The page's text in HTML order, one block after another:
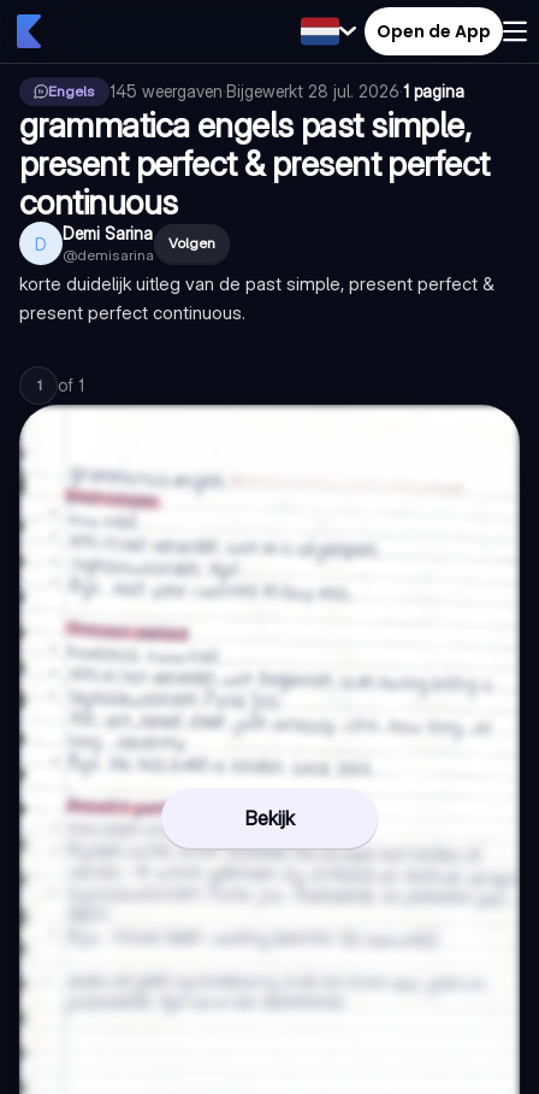
Open de App
Engels 145 weergaven·Bijgewerkt 28 jul. 2026·1 pagina
grammatica engels past simple,
present perfect & present perfect
continuous
D Demi Sarina
@demisarina
Volgen
korte duidelijk uitleg van de past simple, present perfect &
present perfect continuous.
1 of 1
Bekijk